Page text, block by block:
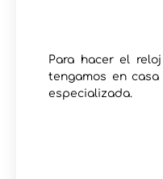
Para hacer el
tengamos en
especializada.